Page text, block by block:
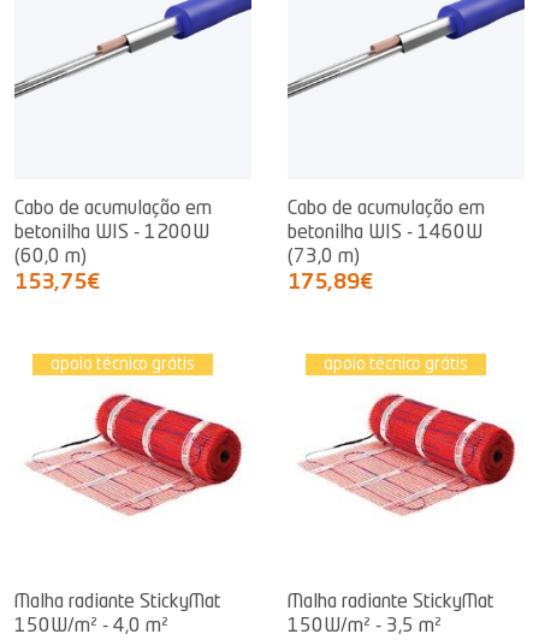
Cabo de acumulação em
betonilha WIS - 1200W
(60,0 m)
153,75€
Cabo de acumulação em
betonilha WIS - 1460W
(73,0 m)
175,89€
apoio técnico grátis
Malha radiante StickyMat
150W/m² - 4,0 m²
apoio técnico grátis
Malha radiante StickyMat
150W/m² - 3,5 m²